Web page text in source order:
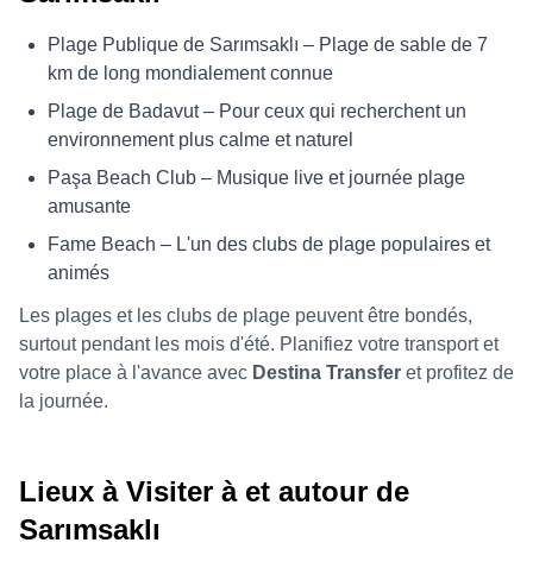
Plage Publique de Sarımsaklı – Plage de sable de 7
km de long mondialement connue
Plage de Badavut – Pour ceux qui recherchent un
environnement plus calme et naturel
Paşa Beach Club – Musique live et journée plage
amusante
Fame Beach – L'un des clubs de plage populaires et
animés
Les plages et les clubs de plage peuvent être bondés,
surtout pendant les mois d'été. Planifiez votre transport et
votre place à l'avance avec Destina Transfer et profitez de
la journée.
Lieux à Visiter à et autour de
Sarımsaklı